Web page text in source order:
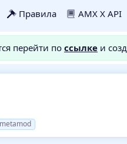
Правила AMX X API
перейти по ссылке и
metamod